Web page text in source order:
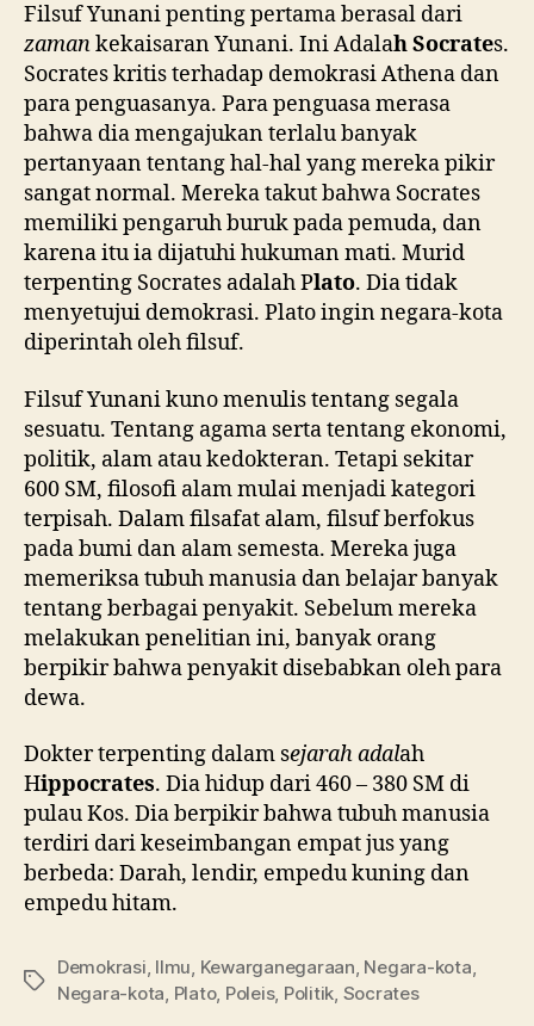
Filsuf Yunani penting pertama berasal dari
zamankekaisaran Yunani. Ini Adalah Socrates.
Socrates kritis terhadap demokrasi Athena dan
para penguasanya. Para penguasa merasa
bahwa dia mengajukan terlalu banyak
pertanyaan tentang hal-hal yang mereka pikir
sangat normal. Mereka takut bahwa Socrates
memiliki pengaruh buruk pada pemuda, dan
karena itu ia dijatuhi hukuman mati. Murid
terpenting Socrates adalah Plato. Dia tidak
menyetujui demokrasi. Plato ingin negara-kota
diperintah oleh filsuf.
Filsuf Yunani kuno menulis tentang segala
sesuatu. Tentang agama serta tentang ekonomi,
politik, alam atau kedokteran. Tetapi sekitar
600 SM, filosofi alam mulai menjadi kategori
terpisah. Dalam filsafat alam, filsuf berfokus
pada bumi dan alam semesta. Mereka juga
memeriksa tubuh manusia dan belajar banyak
tentang berbagai penyakit. Sebelum mereka
melakukan penelitian ini, banyak orang
berpikir bahwa penyakit disebabkan oleh para
dewa.
Dokter terpenting dalam sejarah adalah
Hippocrates. Dia hidup dari 460 – 380 SM di
pulau Kos. Dia berpikir bahwa tubuh manusia
terdiri dari keseimbangan empat jus yang
berbeda: Darah, lendir, empedu kuning dan
empedu hitam.
Tag
Demokrasi, Ilmu, Kewarganegaraan, Negara-kota,
Negara-kota, Plato, Poleis, Politik, Socrates